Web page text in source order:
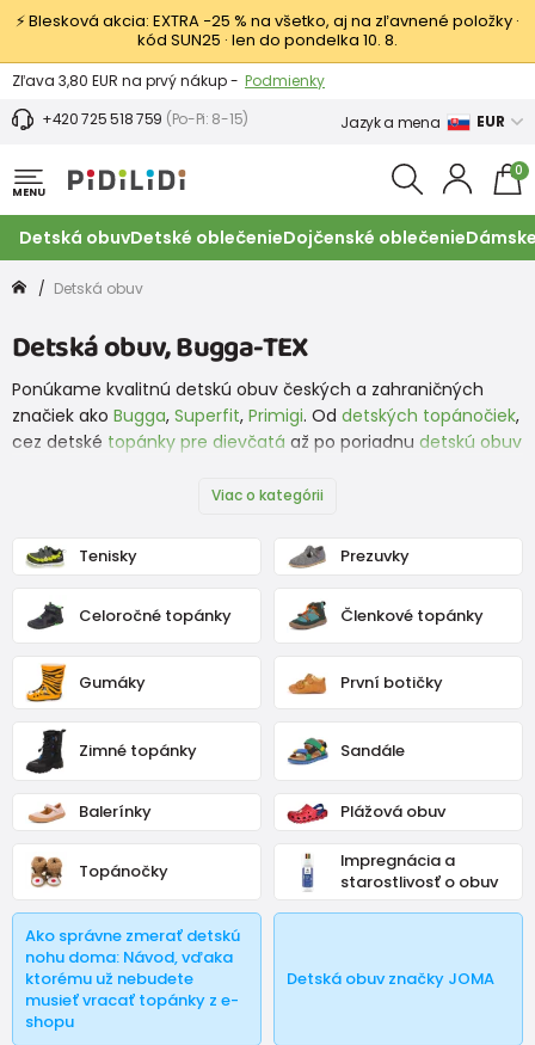
⚡ Blesková akcia: EXTRA −25 % na všetko, aj na zľavnené položky ·
kód SUN25 · len do pondelka 10. 8.
Výmena a vrátenie tovaru - Zobraziť
Zľava 3,80 EUR na prvý nákup - Podmienky
+420 725 518 759 (Po-Pi: 8-15) Jazyk a mena EUR
MENU
0
Detská obuvDetské oblečenieDojčenské oblečenie
Detská obuv
Detská obuv, Bugga-TEX
Ponúkame kvalitnú detskú obuv českých a zahraničných
značiek ako Bugga, Superfit, Primigi. Od detských topánočiek,
cez detské topánky pre dievčatá až po poriadnu detskú obuv
. A čo nemáme my, nájdete na našej
zdravotnu ortopedicku obuv.
Väčšina detí sa rodí so zdravými nohami, bohužiaľ o niekoľko
rokov neskôr má takmer tretina prváčikov ortopedickú vadu.
Je to spôsobené nevhodnou obuvou alebo kvalitnou obuvou,
ale nesprávnej šírky alebo veľkosti...
Viac o kategórii
Tenisky Prezuvky
Celoročné topánky Členkové topánky
Gumáky První botičky
Zimné topánky Sandále
Balerínky Plážová obuv
Topánočky
Impregnácia a
starostlivosť o obuv
Ako správne zmerať detskú
nohu doma: Návod, vďaka
ktorému už nebudete
musieť vracať topánky z e-
shopu
Detská obuv značky JOMA